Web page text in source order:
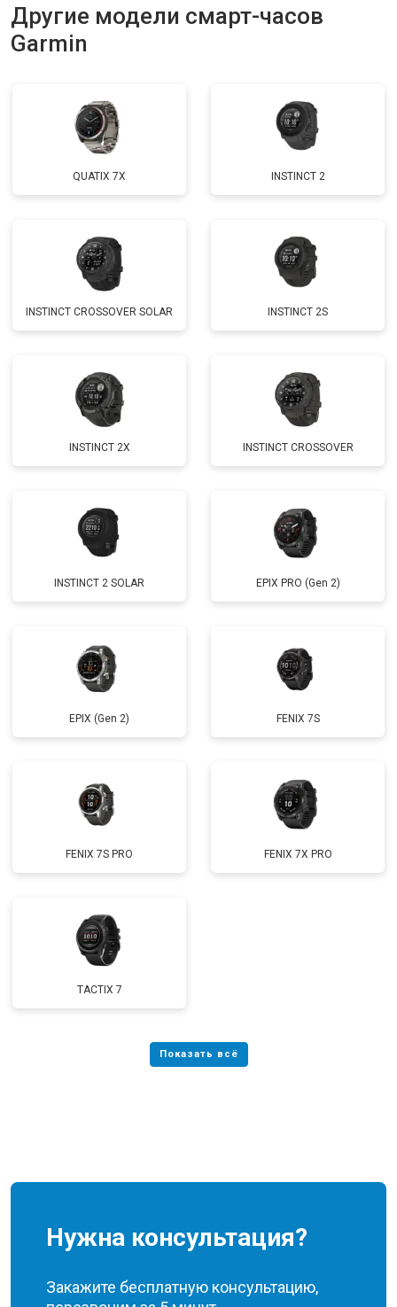
Другие модели смарт-часов
Garmin
QUATIX 7X INSTINCT 2
INSTINCT CROSSOVER SOLAR INSTINCT 2S
INSTINCT 2X INSTINCT CROSSOVER
INSTINCT 2 SOLAR EPIX PRO (Gen 2)
EPIX (Gen 2) FENIX 7S
FENIX 7S PRO FENIX 7X PRO
TACTIX 7
Нужна консультация?
Закажите бесплатную консультацию,